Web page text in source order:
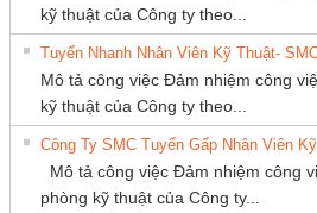
Le An Toàn
Contact
– PSR-
SCP-
FSP/2X1/1X2
Bộ giám sát chuỗi
tấm pin
TRANSCLINIC 16I+
1K5 L (2433950000)
CÔNG TY CP TỰ
ĐỘNG TIẾN
HƯNG
CONG TY TNHH
TM-DV DAI DONG
THANH
kỹ thuật của Công ty theo...
Tuyển Nhanh Nhân Viên Kỹ Thuật-
Mô tả công việc Đảm nhiệm công
kỹ thuật của Công ty theo...
Mô tả công việc Đảm nhiệm công
phòng kỹ thuật của Công ty...